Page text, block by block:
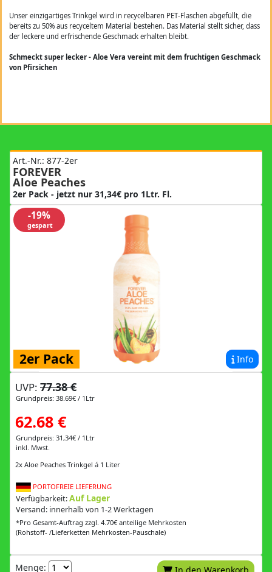
Unser einzigartiges Trinkgel wird in recycelbaren PET-Flaschen abgefüllt, die
bereits zu 50% aus recyceltem Material bestehen. Das Material stellt sicher, dass
der leckere und erfrischende Geschmack erhalten bleibt.
Schmeckt super lecker - Aloe Vera vereint mit dem fruchtigen Geschmack
von Pfirsichen
Art.-Nr.: 877-2er
FOREVER
Aloe Peaches
2er Pack - jetzt nur 31,34€ pro 1Ltr. Fl.
-19%
gespart
Info
2er Pack
UVP: 77.38 €
Grundpreis: 38.69€ / 1Ltr
62.68 €
Grundpreis: 31,34€ / 1Ltr
inkl. Mwst.
2x Aloe Peaches Trinkgel á 1 Liter
PORTOFREIE LIEFERUNG
Verfügbarkeit:Auf Lager
Versand: innerhalb von 1-2 Werktagen
*Pro Gesamt-Auftrag zzgl. 4.70€ anteilige Mehrkosten
(Rohstoff- /Lieferketten Mehrkosten-Pauschale)
Menge: